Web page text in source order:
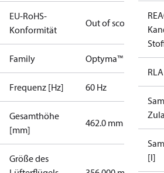
EU-RoHS-
Konformität
Out of scope
Family Optyma™
Frequenz [Hz] 60 Hz
Gesamthöhe
[mm]
462.0 mm
Größe des
RLA
[l]